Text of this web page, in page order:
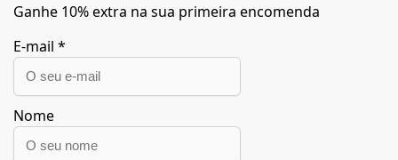
Ganhe 10% extra na sua primeira encomenda
E-mail *
Nome